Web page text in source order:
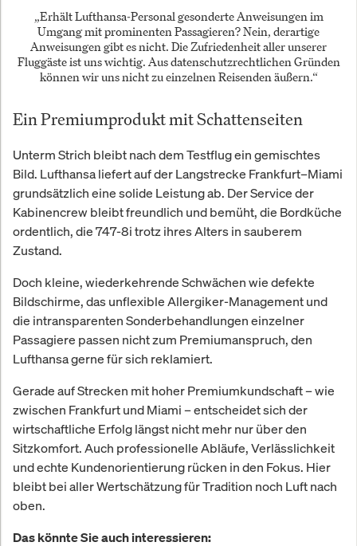
„Erhält Lufthansa-Personal gesonderte Anweisungen im
Umgang mit prominenten Passagieren? Nein, derartige
Anweisungen gibt es nicht. Die Zufriedenheit aller unserer
Fluggäste ist uns wichtig. Aus datenschutzrechtlichen Gründen
können wir uns nicht zu einzelnen Reisenden äußern.“
Ein Premiumprodukt mit Schattenseiten
Unterm Strich bleibt nach dem Testflug ein gemischtes
Bild. Lufthansa liefert auf der Langstrecke Frankfurt–Miami
grundsätzlich eine solide Leistung ab. Der Service der
Kabinencrew bleibt freundlich und bemüht, die Bordküche
ordentlich, die 747-8i trotz ihres Alters in sauberem
Zustand.
Doch kleine, wiederkehrende Schwächen wie defekte
Bildschirme, das unflexible Allergiker-Management und
die intransparenten Sonderbehandlungen einzelner
Passagiere passen nicht zum Premiumanspruch, den
Lufthansa gerne für sich reklamiert.
Gerade auf Strecken mit hoher Premiumkundschaft – wie
zwischen Frankfurt und Miami – entscheidet sich der
wirtschaftliche Erfolg längst nicht mehr nur über den
Sitzkomfort. Auch professionelle Abläufe, Verlässlichkeit
und echte Kundenorientierung rücken in den Fokus. Hier
bleibt bei aller Wertschätzung für Tradition noch Luft nach
oben.
Das könnte Sie auch interessieren: